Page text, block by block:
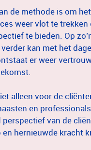
de methode is om
weer vlot te trekken
te bieden. Op
kan met het
er weer
alleen voor de
en
perspectief van de
en hernieuwde kracht